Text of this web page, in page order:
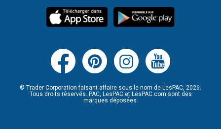
© Trader Corporation faisant affaire sous le nom de LesPAC, 2026.
Tous droits réservés. PAC, LesPAC et LesPAC.com sont des
marques déposées.